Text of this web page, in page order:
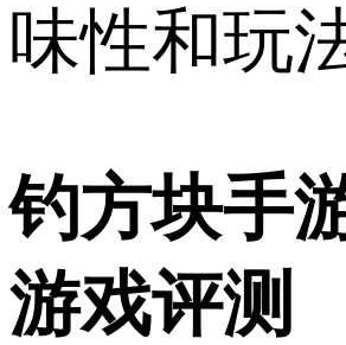
味性和玩
钓方块手
游戏评测